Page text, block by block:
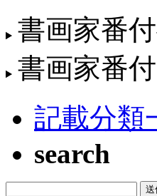
書画家番
書画家番
記載分類
search